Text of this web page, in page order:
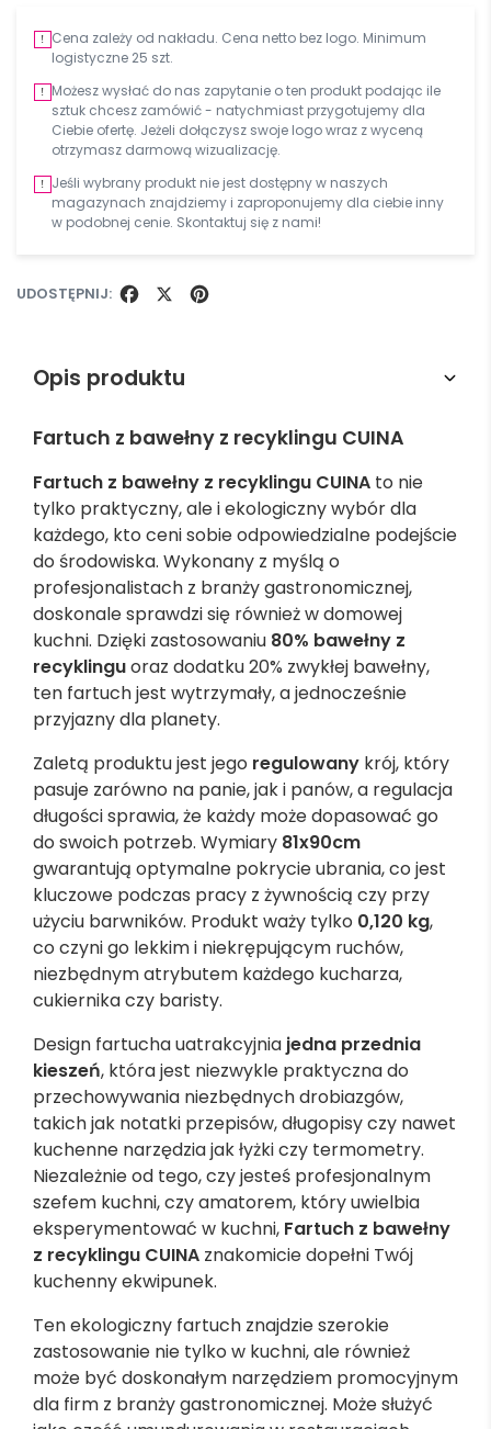
Cena zależy od nakładu. Cena netto bez logo. Minimum
logistyczne 25 szt.
Możesz wysłać do nas zapytanie o ten produkt podając ile
sztuk chcesz zamówić - natychmiast przygotujemy dla
Ciebie ofertę. Jeżeli dołączysz swoje logo wraz z wyceną
otrzymasz darmową wizualizację.
Jeśli wybrany produkt nie jest dostępny w naszych
magazynach znajdziemy i zaproponujemy dla ciebie inny
w podobnej cenie. Skontaktuj się z nami!
UDOSTĘPNIJ:
Opis produktu
Fartuch z bawełny z recyklingu CUINA
Fartuch z bawełny z recyklingu CUINA to nie
tylko praktyczny, ale i ekologiczny wybór dla
każdego, kto ceni sobie odpowiedzialne podejście
do środowiska. Wykonany z myślą o
profesjonalistach z branży gastronomicznej,
doskonale sprawdzi się również w domowej
kuchni. Dzięki zastosowaniu 80% bawełny z
recyklinguoraz dodatku 20% zwykłej bawełny,
ten fartuch jest wytrzymały, a jednocześnie
przyjazny dla planety.
Zaletą produktu jest jego regulowany krój, który
pasuje zarówno na panie, jak i panów, a regulacja
długości sprawia, że każdy może dopasować go
do swoich potrzeb. Wymiary 81x90cm
gwarantują optymalne pokrycie ubrania, co jest
kluczowe podczas pracy z żywnością czy przy
użyciu barwników. Produkt waży tylko 0,120 kg,
co czyni go lekkim i niekrępującym ruchów,
niezbędnym atrybutem każdego kucharza,
cukiernika czy baristy.
Design fartucha uatrakcyjnia jedna przednia
kieszeń, która jest niezwykle praktyczna do
przechowywania niezbędnych drobiazgów,
takich jak notatki przepisów, długopisy czy nawet
kuchenne narzędzia jak łyżki czy termometry.
Niezależnie od tego, czy jesteś profesjonalnym
szefem kuchni, czy amatorem, który uwielbia
eksperymentować w kuchni, Fartuch z bawełny
z recyklingu CUINA znakomicie dopełni Twój
kuchenny ekwipunek.
Ten ekologiczny fartuch znajdzie szerokie
zastosowanie nie tylko w kuchni, ale również
może być doskonałym narzędziem promocyjnym
dla firm z branży gastronomicznej. Może służyć